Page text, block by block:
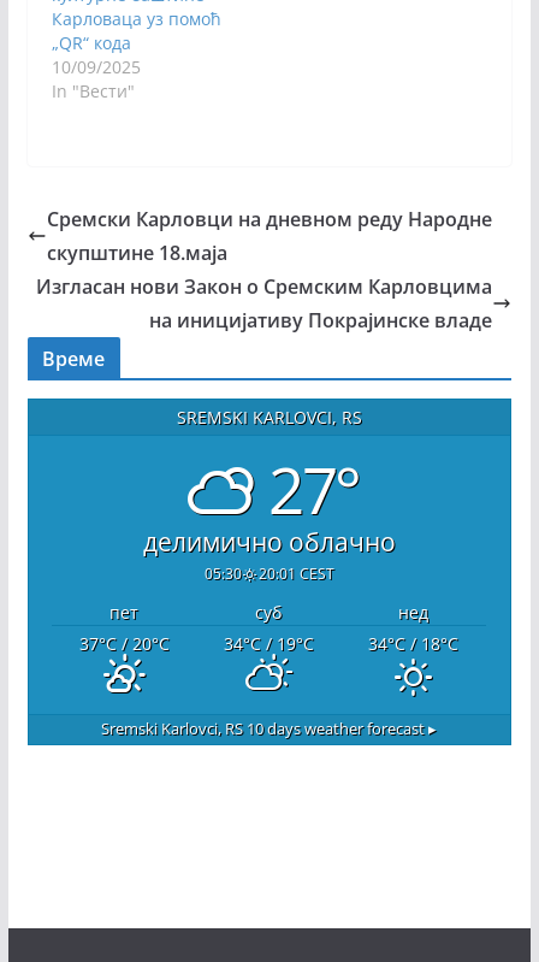
Карловаца уз помоћ
„QR“ кода
10/09/2025
In "Вести"
Сремски Карловци на дневном реду Народне
скупштине 18.маја
Изгласан нови Закон о Сремским Карловцима
на иницијативу Покрајинске владе
Време
SREMSKI KARLOVCI, RS
27°
делимично облачно
05:30 20:01 CEST
пет суб
нед
37°C/ 20°C 34°C/ 19°C 34°C/ 18°C
Sremski Karlovci, RS10 days weather forecast ▸